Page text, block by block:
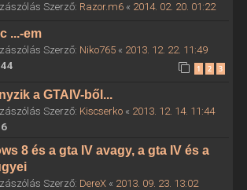
Szerző: Razor.m6« 2014. 02. 20. 01:22
...-em
Szerző: Niko765« 2013. 12. 22. 11:49
44 1 2 3
a GTAIV-ből...
Szerző: Kiscserko« 2013. 12. 14. 11:44
6
8 és a gta IV avagy, a gta IV és a
Szerző: DereX« 2013. 09. 23. 13:02